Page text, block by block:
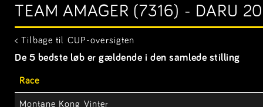
TEAM AMAGER (7316) - DARU
< Tilbage til CUP-oversigten
De 5 bedste løb er gældende i den samlede stilling
Race
Montane Kong Vinter